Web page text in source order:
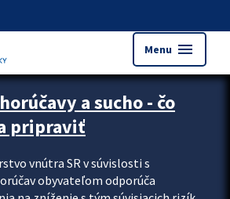
Menu menu
upútavok
a sucho - čo
pripraviť
vnútra SR v súvislosti s
obyvateľom odporúča